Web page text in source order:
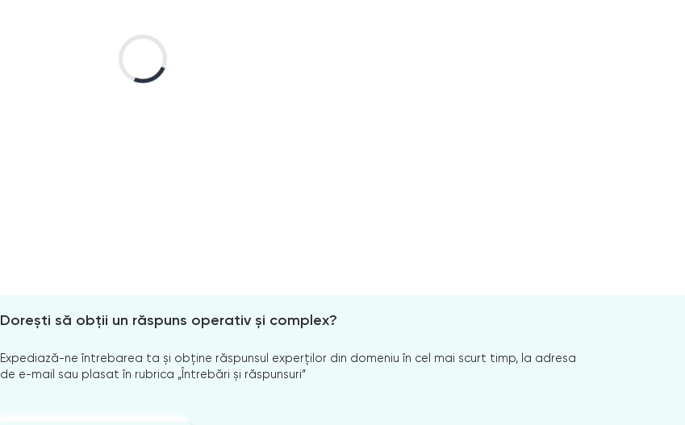
Dorești să obții un răspuns operativ și complex?
Expediază-ne întrebarea ta și obține răspunsul experților din domeniu în cel mai scurt timp, la adresa
de e-mail sau plasat în rubrica „Întrebări și răspunsuri”